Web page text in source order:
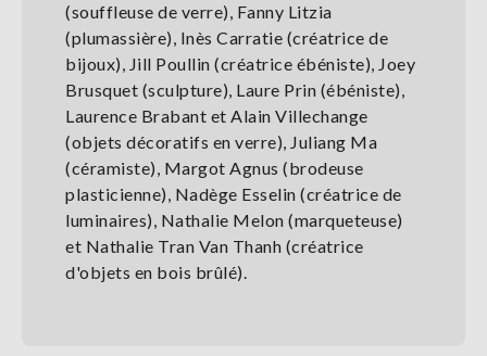
(souffleuse de verre), Fanny Litzia
(plumassière), Inès Carratie (créatrice de
bijoux), Jill Poullin (créatrice ébéniste), Joey
Brusquet (sculpture), Laure Prin (ébéniste),
Laurence Brabant et Alain Villechange
(objets décoratifs en verre), Juliang Ma
(céramiste), Margot Agnus (brodeuse
plasticienne), Nadège Esselin (créatrice de
luminaires), Nathalie Melon (marqueteuse)
et Nathalie Tran Van Thanh (créatrice
d'objets en bois brûlé).